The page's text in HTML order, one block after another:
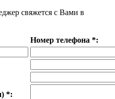
свяжется с Вами в
Номер телефона *:
*: